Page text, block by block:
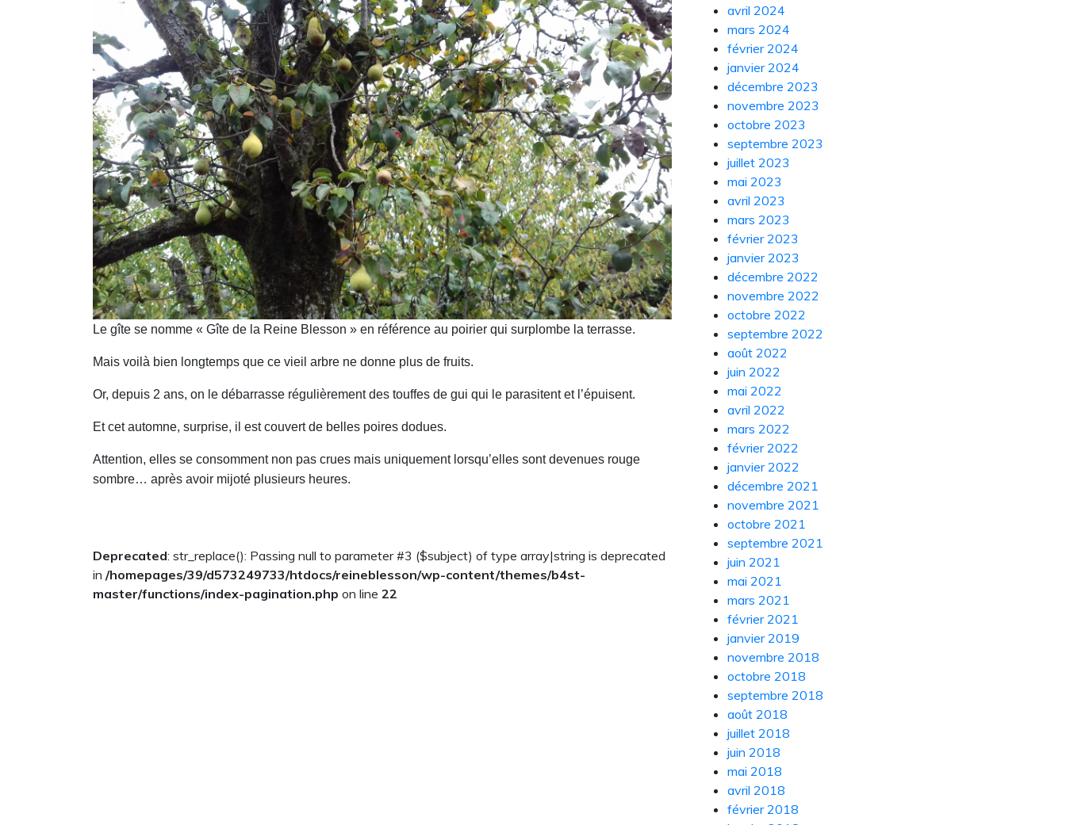
Le gîte se nomme « Gîte de la Reine Blesson » en référence au poirier qui surplombe la terrasse.
Mais voilà bien longtemps que ce vieil arbre ne donne plus de fruits.
Or, depuis 2 ans, on le débarrasse régulièrement des touffes de gui qui le parasitent et l’épuisent.
Et cet automne, surprise, il est couvert de belles poires dodues.
Attention, elles se consomment non pas crues mais uniquement lorsqu’elles sont devenues rouge
sombre… après avoir mijoté plusieurs heures.
Deprecated: str_replace(): Passing null to parameter #3 ($subject) of type array|string is deprecated
in /homepages/39/d573249733/htdocs/reineblesson/wp-content/themes/b4st-
master/functions/index-pagination.php on line 22
avril 2024
mars 2024
février 2024
janvier 2024
décembre 2023
novembre 2023
octobre 2023
septembre 2023
juillet 2023
mai 2023
avril 2023
mars 2023
février 2023
janvier 2023
décembre 2022
novembre 2022
octobre 2022
septembre 2022
août 2022
juin 2022
mai 2022
avril 2022
mars 2022
février 2022
janvier 2022
décembre 2021
novembre 2021
octobre 2021
septembre 2021
juin 2021
mai 2021
mars 2021
février 2021
janvier 2019
novembre 2018
octobre 2018
septembre 2018
août 2018
juillet 2018
juin 2018
mai 2018
avril 2018
février 2018